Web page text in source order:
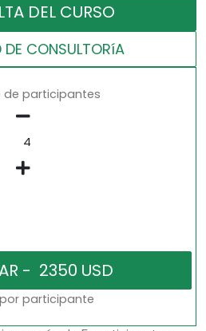
DEL CURSO
DE CONSULTORíA
de participantes
participante